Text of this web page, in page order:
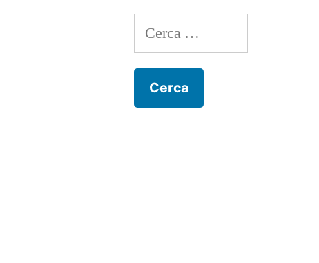
Ricerca
per: